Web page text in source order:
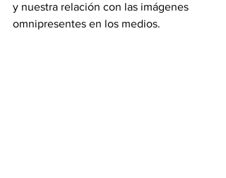
y nuestra relación con las imágenes
omnipresentes en los medios.